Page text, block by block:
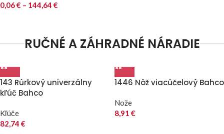
0,06€ – 144,64 €
RUČNÉ A ZÁHRADNÉ NÁRADIE
143 Rúrkový univerzálny
kľúč Bahco
Kľúče
82,74 €
1446 Nôž viacúčelový Bahco
Nože
8,91 €